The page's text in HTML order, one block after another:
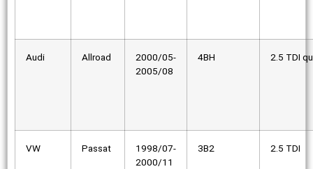
Audi Allroad
2000/05-
2005/08
4BH 2.5 TDI
VW Passat
1998/07-
2000/11
3B2 2.5 TDI